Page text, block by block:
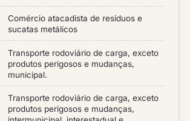
Comércio atacadista de resíduos e
sucatas metálicos
Transporte rodoviário de carga, exceto
produtos perigosos e mudanças,
municipal.
Transporte rodoviário de carga, exceto
produtos perigosos e mudanças,